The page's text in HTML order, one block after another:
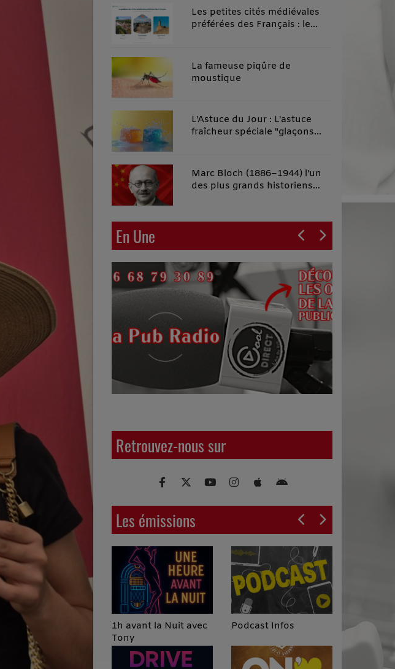
Les petites cités médiévales
préférées des Français : le
La fameuse piqûre de
moustique
L'Astuce du Jour : L'astuce
fraîcheur spéciale "glaçons
Marc Bloch (1886–1944) l'un
des plus grands historiens
En Une
Retrouvez-nous sur
Les émissions
of Mixing Series
par Jean
1h avant la Nuit avec
Tony
Podcast Infos